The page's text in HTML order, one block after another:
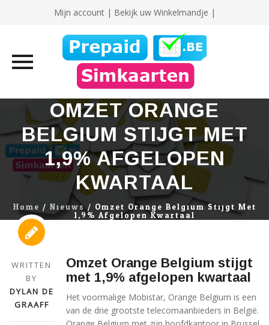
Mijn account| Bekijk uw Winkelmandje |
content
OMZET ORANGE
BELGIUM STIJGT MET
1,9% AFGELOPEN
KWARTAAL
Home / Nieuws/ Omzet Orange Belgium Stijgt Met
1,9% Afgelopen Kwartaal
WRITTEN
BY
DYLAN DE
GRAAFF
Omzet Orange Belgium stijgt
met 1,9% afgelopen kwartaal
Het voormalige Mobistar, Orange Belgium is een
van de drie grootste telecomaanbieders in België.